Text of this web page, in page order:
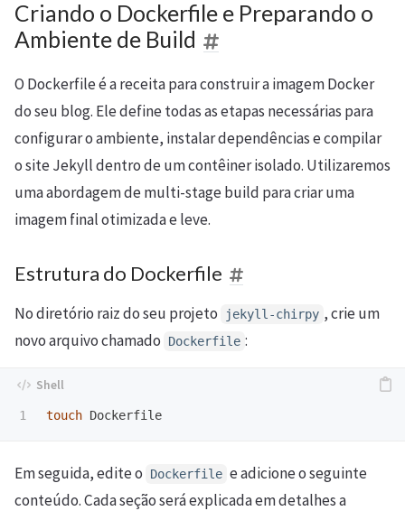
Criando o Dockerfile e Preparando o
Ambiente de Build
O Dockerfile é a receita para construir a imagem Docker
do seu blog. Ele define todas as etapas necessárias para
configurar o ambiente, instalar dependências e compilar
o site Jekyll dentro de um contêiner isolado. Utilizaremos
uma abordagem de multi-stage build para criar uma
imagem final otimizada e leve.
Estrutura do Dockerfile
No diretório raiz do seu projeto jekyll-chirpy , crie um
novo arquivo chamado
Dockerfile :
touch
Em seguida, edite o Dockerfile e adicione o seguinte
conteúdo. Cada seção será explicada em detalhes a